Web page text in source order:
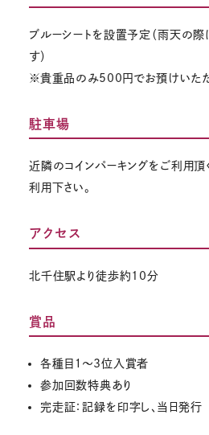
ブルーシートを設置予定（雨天の
す）
※貴重品のみ500円でお預けいただ
駐車場
近隣のコインパーキングをご利用
利用下さい。
アクセス
北千住駅より徒歩約10分
賞品
各種目１～3位入賞者
参加回数特典あり
完走証：記録を印字し、当日発行